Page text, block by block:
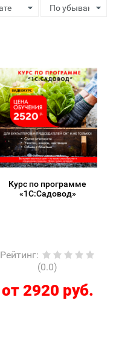
Курс по программе
«1С:Садовод»
Рейтинг:
(0.0)
от 2920 руб.